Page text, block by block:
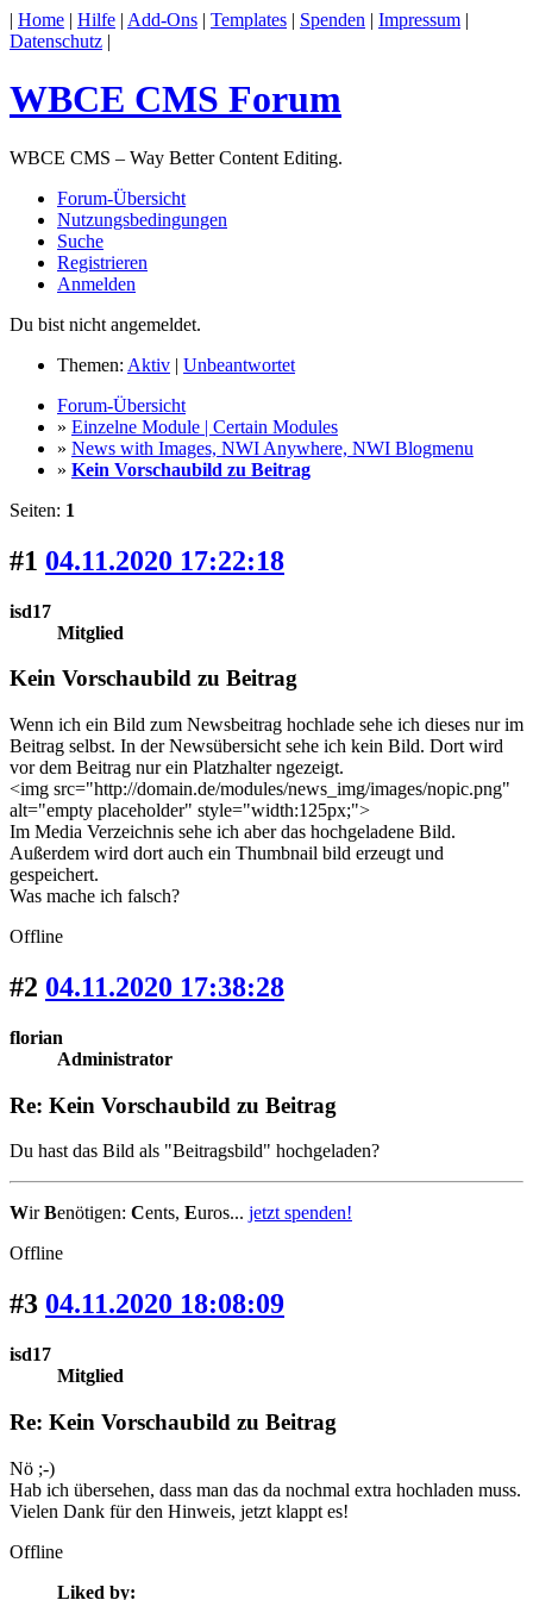
| Home | Hilfe | Add-Ons | Templates | Spenden | Impressum |
Datenschutz |
WBCE CMS Forum
WBCE CMS – Way Better Content Editing.
Forum-Übersicht
Nutzungsbedingungen
Suche
Registrieren
Anmelden
Du bist nicht angemeldet.
Themen: Aktiv | Unbeantwortet
Forum-Übersicht
» Einzelne Module | Certain Modules
» News with Images, NWI Anywhere, NWI Blogmenu
» Kein Vorschaubild zu Beitrag
Seiten: 1
#1 04.11.2020 17:22:18
isd17
Mitglied
Kein Vorschaubild zu Beitrag
Wenn ich ein Bild zum Newsbeitrag hochlade sehe ich dieses nur im
Beitrag selbst. In der Newsübersicht sehe ich kein Bild. Dort wird
vor dem Beitrag nur ein Platzhalter ngezeigt.
<img src="http://domain.de/modules/news_img/images/nopic.png"
alt="empty placeholder" style="width:125px;">
Im Media Verzeichnis sehe ich aber das hochgeladene Bild.
Außerdem wird dort auch ein Thumbnail bild erzeugt und
gespeichert.
Was mache ich falsch?
Offline
#2 04.11.2020 17:38:28
florian
Administrator
Re: Kein Vorschaubild zu Beitrag
Du hast das Bild als "Beitragsbild" hochgeladen?
WirBenötigen: Cents, Euros... jetzt spenden!
Offline
#3 04.11.2020 18:08:09
isd17
Mitglied
Re: Kein Vorschaubild zu Beitrag
Nö ;-)
Hab ich übersehen, dass man das da nochmal extra hochladen muss.
Vielen Dank für den Hinweis, jetzt klappt es!
Offline
Liked by: